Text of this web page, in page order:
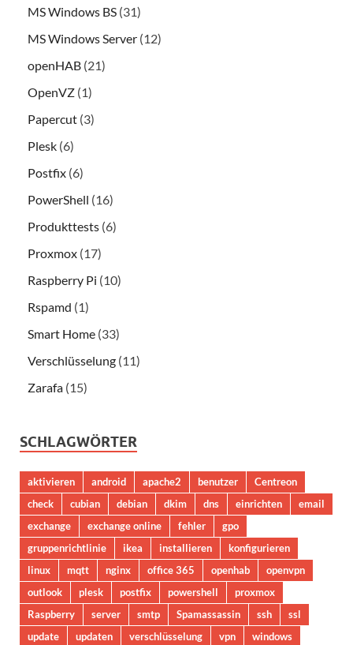
MS Windows BS (31)
MS Windows Server (12)
openHAB (21)
OpenVZ (1)
Papercut (3)
Plesk (6)
Postfix (6)
PowerShell (16)
Produkttests (6)
Proxmox (17)
Raspberry Pi (10)
Rspamd (1)
Smart Home (33)
Verschlüsselung (11)
Zarafa (15)
SCHLAGWÖRTER
aktivieren android apache2 benutzer
Centreon
check
cubian debian dkim dns einrichten
email
exchange
exchange online fehler
gpo
gruppenrichtlinie
ikea installieren
konfigurieren
linux
mqtt nginx office 365 openhab
openvpn
outlook
plesk postfix powershell
proxmox
Raspberry
server smtp Spamassassin ssh
ssl
update
updaten verschlüsselung vpn windows